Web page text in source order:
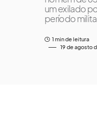
um exilado
período
1 min de leitura
19 de agosto